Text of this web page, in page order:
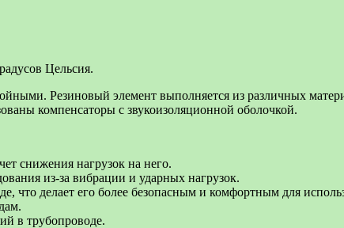
Цельсия.
Резиновый элемент выполняется из различных
компенсаторы с звукоизоляционной оболочкой.
снижения нагрузок на него.
из-за вибрации и ударных нагрузок.
что делает его более безопасным и комфортным для
в трубопроводе.